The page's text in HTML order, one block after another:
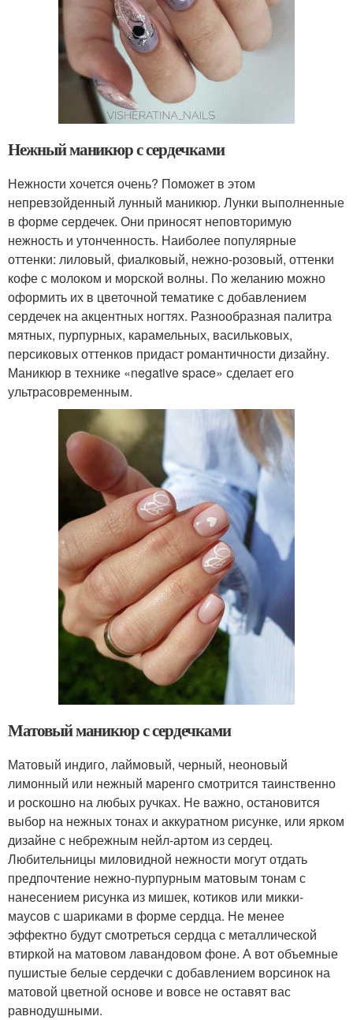
Нежный маникюр с сердечками
Нежности хочется очень? Поможет в этом
непревзойденный лунный маникюр. Лунки выполненные
в форме сердечек. Они приносят неповторимую
нежность и утонченность. Наиболее популярные
оттенки: лиловый, фиалковый, нежно-розовый, оттенки
кофе с молоком и морской волны. По желанию можно
оформить их в цветочной тематике с добавлением
сердечек на акцентных ногтях. Разнообразная палитра
мятных, пурпурных, карамельных, васильковых,
персиковых оттенков придаст романтичности дизайну.
Маникюр в технике «negative space» сделает его
ультрасовременным.
Матовый маникюр с сердечками
Матовый индиго, лаймовый, черный, неоновый
лимонный или нежный маренго смотрится таинственно
и роскошно на любых ручках. Не важно, остановится
выбор на нежных тонах и аккуратном рисунке, или ярком
дизайне с небрежным нейл-артом из сердец.
Любительницы миловидной нежности могут отдать
предпочтение нежно-пурпурным матовым тонам с
нанесением рисунка из мишек, котиков или микки-
маусов с шариками в форме сердца. Не менее
эффектно будут смотреться сердца с металлической
втиркой на матовом лавандовом фоне. А вот объемные
пушистые белые сердечки с добавлением ворсинок на
матовой цветной основе и вовсе не оставят вас
равнодушными.